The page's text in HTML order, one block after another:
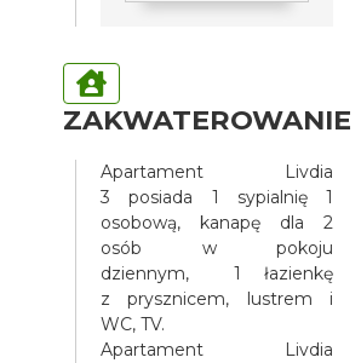
ZAKWATEROWANIE
Apartament Livdia
3 posiada 1 sypialnię 1
osobową, kanapę dla 2
osób w pokoju
dziennym, 1 łazienkę
z prysznicem, lustrem i
WC, TV.
Apartament Livdia